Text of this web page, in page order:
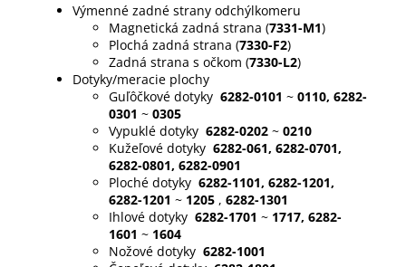
Výmenné zadné strany odchýlkomeru
Magnetická zadná strana (7331-M1)
Plochá zadná strana (7330-F2)
Zadná strana s očkom (7330-L2)
Dotyky/meracie plochy
Guľôčkové dotyky 6282-0101 ~ 0110, 6282-
0301 ~ 0305
Vypuklé dotyky 6282-0202 ~ 0210
Kužeľové dotyky 6282-061, 6282-0701,
6282-0801, 6282-0901
Ploché dotyky 6282-1101, 6282-1201,
6282-1201 ~ 1205 , 6282-1301
Ihlové dotyky 6282-1701 ~ 1717, 6282-
1601 ~ 1604
Nožové dotyky 6282-1001